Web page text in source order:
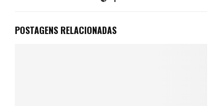
POSTAGENS RELACIONADAS